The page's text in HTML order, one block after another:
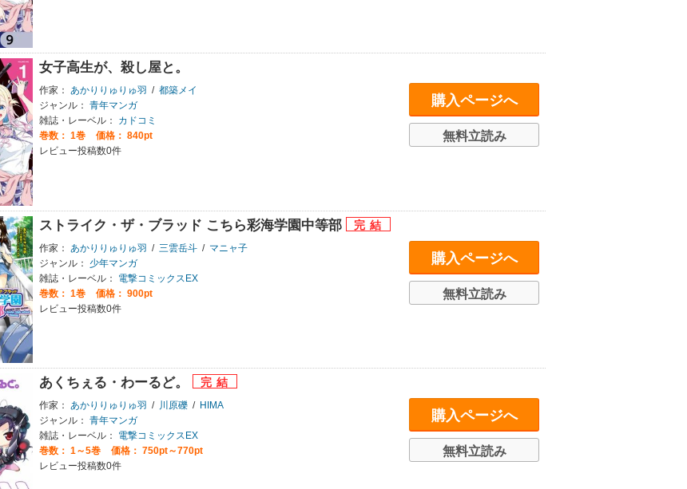
女子高生が、殺し屋と。
作家： あかりりゅりゅ羽 / 都築メイ
ジャンル： 青年マンガ
雑誌・レーベル：
カドコミ
巻数： 1巻
価格： 840pt
レビュー投稿数0件
購入ページへ
無料立読み
ストライク・ザ・ブラッド こちら彩海学園中等部
作家： あかりりゅりゅ羽 / 三雲岳斗 / マニャ子
ジャンル：
少年マンガ
雑誌・レーベル：
電撃コミックスEX
巻数： 1巻
価格： 900pt
レビュー投稿数0件
購入ページへ
無料立読み
あくちぇる・わーるど。
作家： あかりりゅりゅ羽 / 川原礫 /
HIMA
ジャンル： 青年マンガ
雑誌・レーベル：
電撃コミックスEX
巻数： 1～5巻
価格： 750pt～770pt
レビュー投稿数0件
購入ページへ
無料立読み